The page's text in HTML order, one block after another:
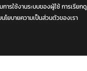
าก้อนไฟว์" เสียชีวิตในแม่น้ำเ
รใช้งานระบบของผู้ใช้ การเรียกดู
ยบายความเป็นส่วนตัวของเรา